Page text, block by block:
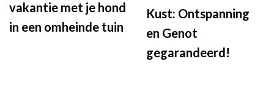
vakantie met je hond
in een omheinde tuin
Kust: Ontspanning
en Genot
gegarandeerd!